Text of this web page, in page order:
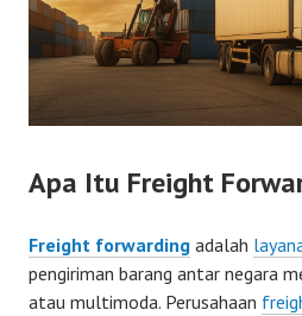
Apa Itu Freight
Freight forwarding adalah
pengiriman barang antar negara
atau multimoda. Perusahaan